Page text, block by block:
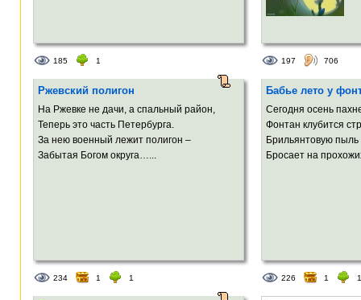
185 1 197 706
Ржевский полигон
На Ржевке не дачи, а спальный район,
Теперь это часть Петербурга.
За нею военный лежит полигон –
Забытая Богом округа…...
234 1 1
Бабье лето у
Сегодня осень
Фонтан клубится
Брильянтовую
Бросает на
226 1 1